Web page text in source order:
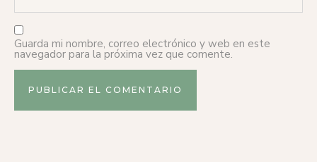
Guarda mi nombre, correo electrónico y web en este
navegador para la próxima vez que comente.